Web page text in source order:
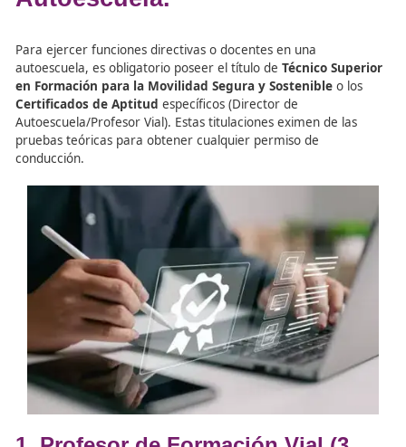
Primero Profesor de
Vial y luego Director de
Autoescuela.
Para ejercer funciones directivas o docentes en una
autoescuela, es obligatorio poseer el título deTécnico
en Formación para la Movilidad Segura y Sostenible
Certificados de Aptitud
específicos (Director de
Autoescuela/Profesor Vial). Estas titulaciones eximen de
pruebas teóricas para obtener cualquier permiso de
conducción.